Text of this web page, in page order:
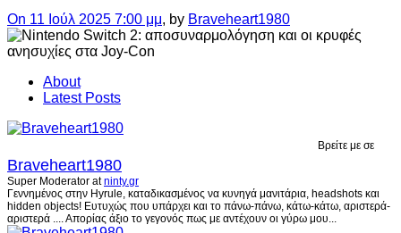
On 11 Ιούλ 2025 7:00 μμ, by Braveheart1980
About
Latest Posts
Βρείτε με σε
Braveheart1980
Super Moderator atninty.gr
Γεννημένος στην Hyrule, καταδικασμένος να κυνηγά μανιτάρια, headshots και
hidden objects! Ευτυχώς που υπάρχει και το πάνω-πάνω, κάτω-κάτω, αριστερά-
αριστερά .... Απορίας άξιο το γεγονός πως με αντέχουν οι γύρω μου...